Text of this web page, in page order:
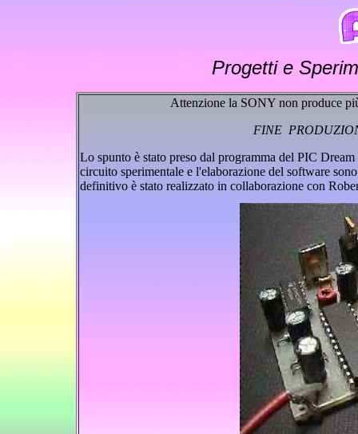
Progetti e
Attenzione la SONY non produce
FINE
Lo spunto è stato preso dal programma del PIC
circuito sperimentale e l'elaborazione del software
definitivo è stato realizzato in collaborazione con